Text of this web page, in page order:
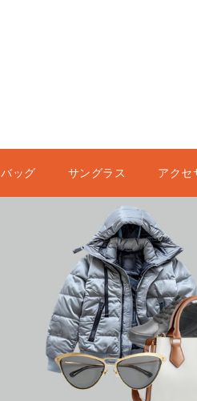
バッグ サングラス アクセ